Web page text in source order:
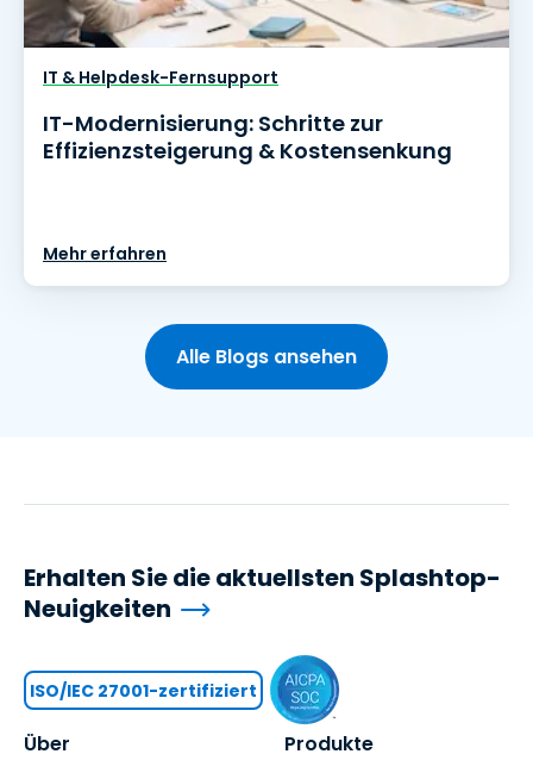
IT & Helpdesk-Fernsupport
IT-Modernisierung: Schritte zur
Effizienzsteigerung & Kostensenkung
Mehr erfahren
Alle Blogs ansehen
Über Produkte
Erhalten Sie die aktuellsten Splashtop-
Neuigkeiten
ISO/IEC 27001-zertifiziert